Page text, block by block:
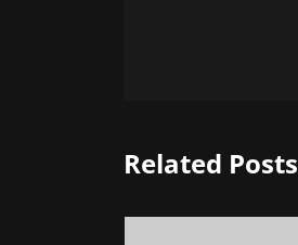
Related Posts